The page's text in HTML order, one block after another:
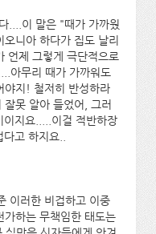
....이 말은 "때가 가까웠
니아 하다가 집도 날리
언제 그렇게 극단적으로
아무리 때가 가까워도
야지! 철저히 반성하라
못 알아 들었어, 그러
지요.....이걸 적반하장
고 하지요..
이러한 비겁하고 이중
가하는 무책임한 태도는